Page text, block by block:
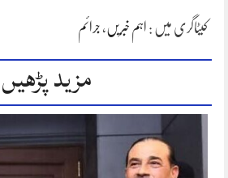
کیٹاگری میں : اہم خبریں ، جرائم
مزید پڑھیں